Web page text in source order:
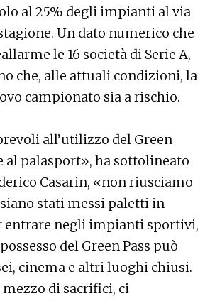
al 25% degli impianti al via
Un dato numerico che
le 16 società di Serie A,
che, alle attuali condizioni, la
campionato sia a rischio.
all’utilizzo del Green
al palasport», ha sottolineato
Casarin, «non riusciamo
stati messi paletti in
entrare negli impianti sportivi,
del Green Pass può
cinema e altri luoghi chiusi.
mezzo di sacrifici, ci